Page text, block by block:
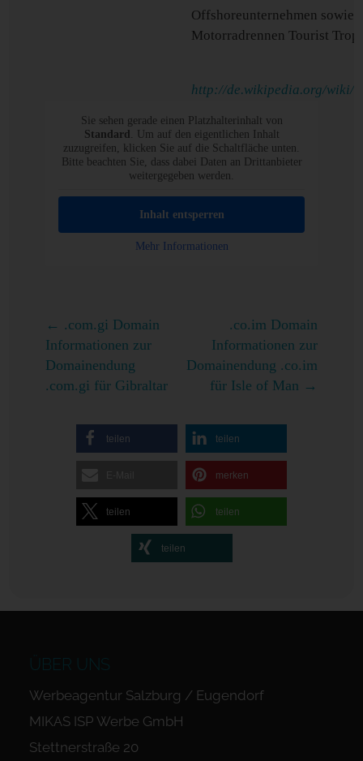
Offshoreunternehmen sowie
Motorradrennen Tourist
http://de.wikipedia.org/wiki/
Sie sehen gerade einen Platzhalterinhalt von
Standard . Um auf den eigentlichen Inhalt
zuzugreifen, klicken Sie auf die Schaltfläche unten.
Bitte beachten Sie, dass dabei Daten an Drittanbieter
weitergegeben werden.
Inhalt entsperren
Mehr Informationen
← .com.gi Domain
Informationen zur
Domainendung
.com.gi für Gibraltar
.co.im Domain
Informationen zur
Domainendung .co.im
für Isle of Man →
teilen teilen
merken
teilen teilen
teilen
ÜBER UNS
Werbeagentur Salzburg / Eugendorf
MIKAS ISP Werbe GmbH
Stettnerstraße 20